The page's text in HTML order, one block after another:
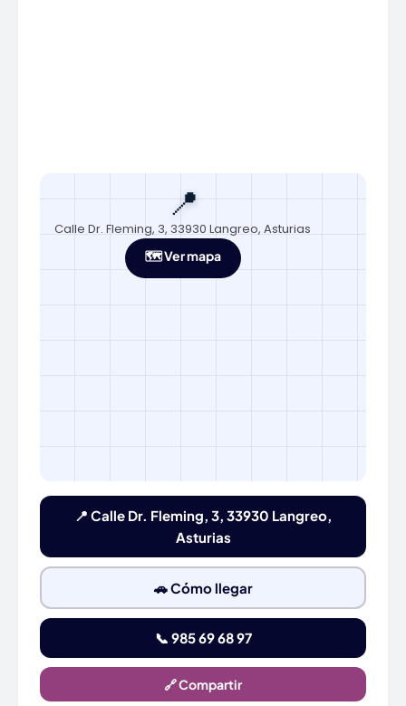
📍
Calle Dr. Fleming, 3, 33930 Langreo, Asturias
🗺️ Ver mapa
📍 Calle Dr. Fleming, 3, 33930 Langreo,
Asturias
🚗 Cómo llegar
📞 985 69 68 97
🔗 Compartir